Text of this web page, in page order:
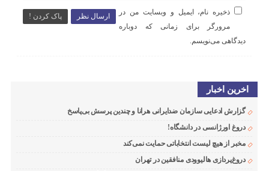
ارسال نظر پاک کردن !
ذخیره نام، ایمیل و وبسایت من در
مرورگر برای زمانی که دوباره
دیدگاهی می‌نویسم.
اخرین اخبار
گزارش ادعایی سازمان ضدایرانی هرانا و چندین پرسش بی‌پاسخ
دروغ اورژانسی در دانشگاه!
مخبر از هیچ لیست انتخاباتی حمایت نمی‌کند
دروغ‌پردازی هالیوودی منافقین در تهران